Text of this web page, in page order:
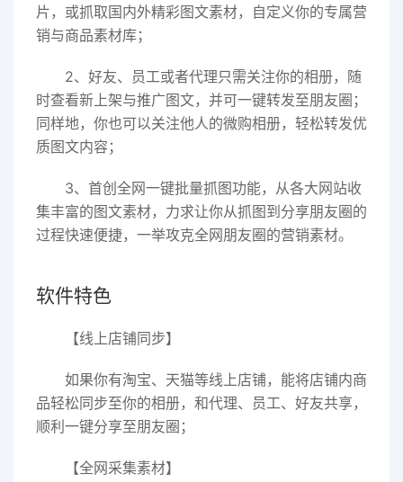
片，或抓取国内外精彩图文素材，自定义你的专属营
销与商品素材库；
2、好友、员工或者代理只需关注你的相册，随
时查看新上架与推广图文，并可一键转发至朋友圈；
同样地，你也可以关注他人的微购相册，轻松转发优
质图文内容；
3、首创全网一键批量抓图功能，从各大网站收
集丰富的图文素材，力求让你从抓图到分享朋友圈的
过程快速便捷，一举攻克全网朋友圈的营销素材。
软件特色
【线上店铺同步】
如果你有淘宝、天猫等线上店铺，能将店铺内商
品轻松同步至你的相册，和代理、员工、好友共享，
顺利一键分享至朋友圈；
【全网采集素材】